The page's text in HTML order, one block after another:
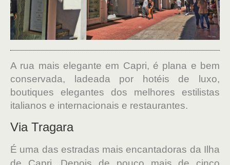
A rua mais elegante em Capri, é plana e bem
conservada, ladeada por hotéis de luxo,
boutiques elegantes dos melhores estilistas
italianos e internacionais e restaurantes.
Via Tragara
É uma das estradas mais encantadoras da Ilha